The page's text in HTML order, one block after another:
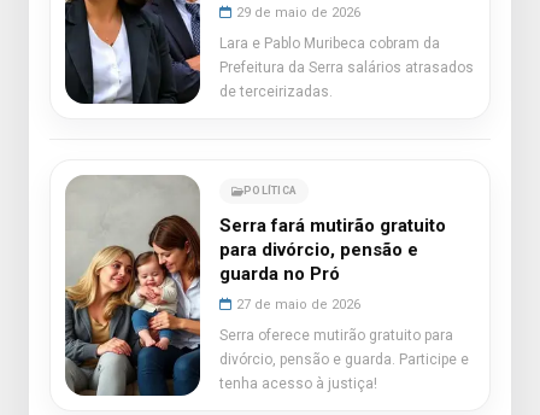
29 de maio de 2026
Lara e Pablo Muribeca cobram da
Prefeitura da Serra salários atrasados
de terceirizadas.
POLÍTICA
Serra fará mutirão gratuito
para divórcio, pensão e
guarda no Pró
27 de maio de 2026
Serra oferece mutirão gratuito para
divórcio, pensão e guarda. Participe e
tenha acesso à justiça!